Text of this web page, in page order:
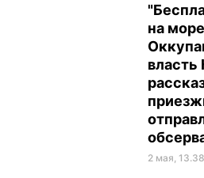
на
2 мая, 13.38